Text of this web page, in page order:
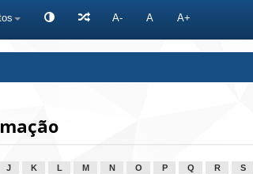
A- A A+
J K L M N O P Q R S